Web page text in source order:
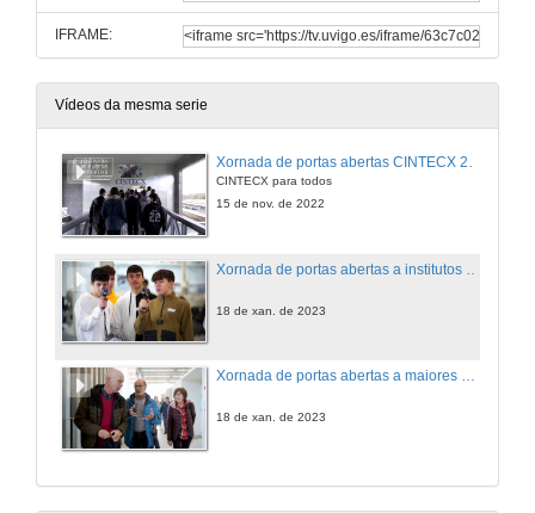
IFRAME:
Vídeos da mesma serie
Xornada de portas abertas CINTECX 2022
CINTECX para todos
15 de nov. de 2022
18 de xan. de 2023
Xornada de portas abertas a maiores CINTECX 2022
18 de xan. de 2023